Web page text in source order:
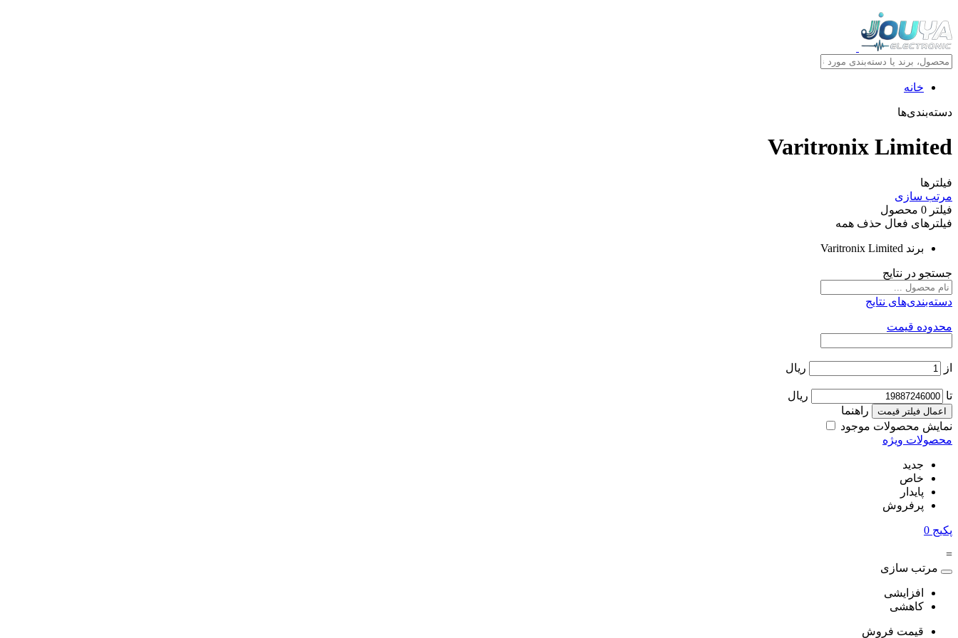
خانه
دسته‌بندی‌ها
Varitronix Limited
فیلترها
مرتب سازی
فیلتر 0 محصول
فیلترهای فعال حذف همه
برند Varitronix Limited
جستجو در نتایج
دسته‌بندی‌های نتایج
محدوده قیمت
از ریال
تا ریال
اعمال فیلتر قیمت
راهنما
نمایش محصولات موجود
محصولات ویژه
جدید
خاص
پایدار
پرفروش
پکیج 0
=
مرتب سازی
افزایشی
کاهشی
قیمت فروش